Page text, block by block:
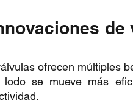
de
ofrecen múltiples
se mueve más